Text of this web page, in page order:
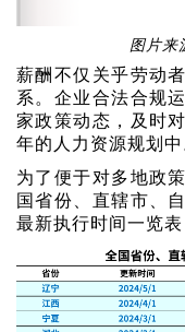
图片来
薪酬不仅关乎劳动
系。企业合法合规
家政策动态，及时
年的人力资源规划中
为了便于对多地政
国省份、直辖市、
最新执行时间一览